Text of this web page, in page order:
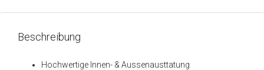
Beschreibung
Hochwertige Innen- & Aussenausttatung